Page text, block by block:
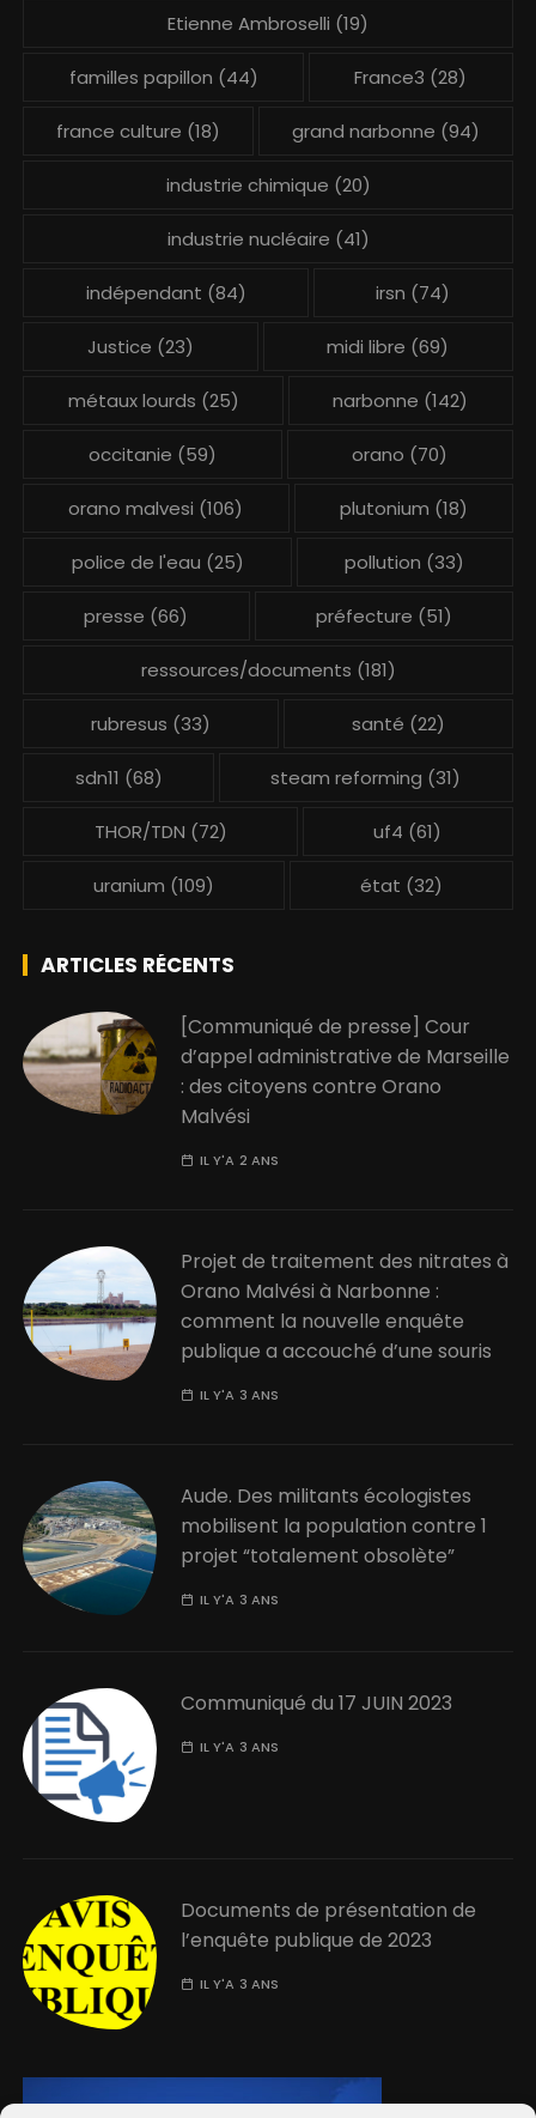
Etienne Ambroselli (19)
familles papillon (44) France3 (28)
france culture (18) grand narbonne (94)
industrie chimique (20)
industrie nucléaire (41)
indépendant (84) irsn (74)
Justice (23) midi libre (69)
métaux lourds (25) narbonne (142)
occitanie (59) orano (70)
orano malvesi (106) plutonium (18)
police de l'eau (25) pollution (33)
presse (66) préfecture (51)
ressources/documents (181)
rubresus (33) santé (22)
sdn11 (68) steam reforming (31)
THOR/TDN (72) uf4 (61)
uranium (109) état (32)
ARTICLES RÉCENTS
[Communiqué de presse] Cour
d’appel administrative de Marseille
: des citoyens contre Orano
Malvési
IL Y'A 2 ANS
Projet de traitement des nitrates à
Orano Malvési à Narbonne :
comment la nouvelle enquête
publique a accouché d’une souris
IL Y'A 3 ANS
Aude. Des militants écologistes
mobilisent la population contre 1
projet “totalement obsolète”
IL Y'A 3 ANS
Communiqué du 17 JUIN 2023
IL Y'A 3 ANS
Documents de présentation de
l’enquête publique de 2023
IL Y'A 3 ANS